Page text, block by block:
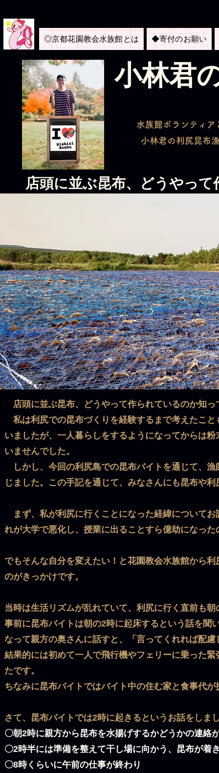
◎京都花園教会水族館とは ◆寄付のお願い
小林君
水族館ボランティ
小林君の利尻昆布
店頭に並ぶ昆布、どうやって
店頭に並ぶ昆布、どうやって作られているのか知っ
私は利尻での昆布づくりを経験するまで考えたこ
いましたが、一人暮らしをするようになってからは
いませんでした。
しかし、今回の利尻島での昆布バイトを通じて、
じました。この手記を通じて、みなさんにも昆布や
まず、私が利尻に行くことになった経緯について
れが大学で悪化し、授業に出ることすら億劫になっ
でもそんな自分を変えたい！と花園教会水族館から
のがきっかけです。
当時は生活リズムが乱れていて、利尻に行く直前も
事前に昆布バイトは朝の2時に起床するという話を聞
なって親方の奥さんに話すと、「言ってくれれば配
結果的には初めて一人で飛行機やフェリーに乗った
たです。
ちなみに昆布バイトではバイト中の住む家と食事代が
さて、昆布バイトでは2時に起きるというお話をしま
〇朝2時に親方から昆布を水揚げするかどうかの連絡
〇2時半には準備を整えて干し場に向かう、昆布が着
〇8時くらいに午前の仕事が終わり